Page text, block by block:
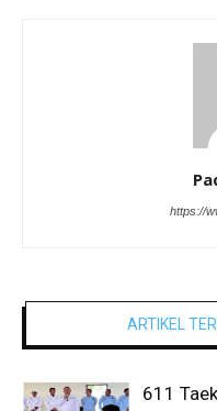
https://
ARTIKEL
611